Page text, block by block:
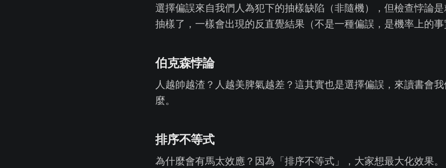
選擇偏誤來自我們人為犯下的抽樣缺陷（非隨機），但檢查悖論
抽樣了，一樣會出現的反直覺結果（不是一種偏誤，是機率上的事
伯克森悖論
人越帥越渣？人越美脾氣越差？這其實也是選擇偏誤，來讀書會
麼。
排序不等式
為什麼會有馬太效應？因為「排序不等式」，大家想最大化效果。